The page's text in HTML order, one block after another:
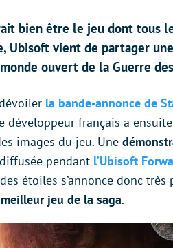
bien être le jeu dont tous
Ubisoft vient de partager
ouvert de la Guerre
la bande-annonce de
développeur français a
images du jeu. Une
pendant l’Ubisoft
étoiles s’annonce donc
jeu de la saga.